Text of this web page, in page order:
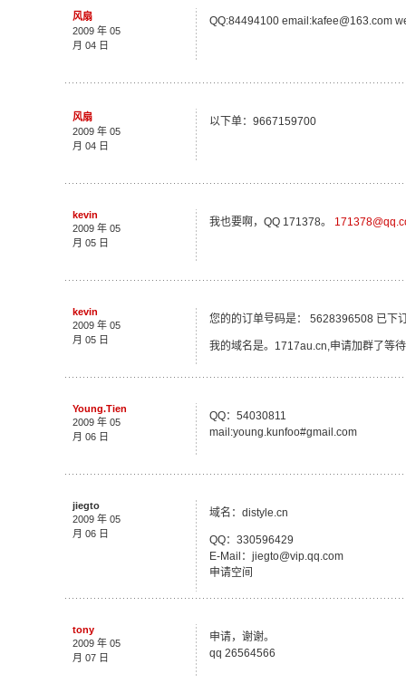
风扇
2009 年 05
月 04 日
QQ:84494100 email:kafee@163.com
风扇
2009 年 05
月 04 日
以下单：9667159700
kevin
2009 年 05
月 05 日
我也要啊，QQ 171378。
kevin
2009 年 05
月 05 日
您的的订单号码是： 5628396508 已下
我的域名是。1717au.cn,申请加群了等
Young.Tien
2009 年 05
月 06 日
QQ：54030811
mail:young.kunfoo#gmail.com
jiegto
2009 年 05
月 06 日
域名：distyle.cn
QQ：330596429
E-Mail：jiegto@vip.qq.com
申请空间
tony
2009 年 05
月 07 日
申请，谢谢。
qq 26564566